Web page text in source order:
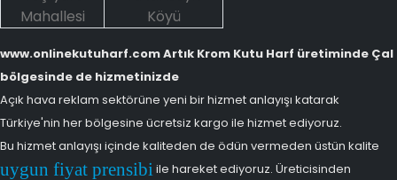
Mahallesi
Köyü
www.onlinekutuharf.com Artık Krom Kutu Harf üretiminde Çal
bölgesinde de hizmetinizde
Açık hava reklam sektörüne yeni bir hizmet anlayışı katarak
Türkiye'nin her bölgesine ücretsiz kargo ile hizmet ediyoruz.
Bu hizmet anlayışı içinde kaliteden de ödün vermeden üstün kalite
uygun fiyat prensibi ile hareket ediyoruz. Üreticisinden